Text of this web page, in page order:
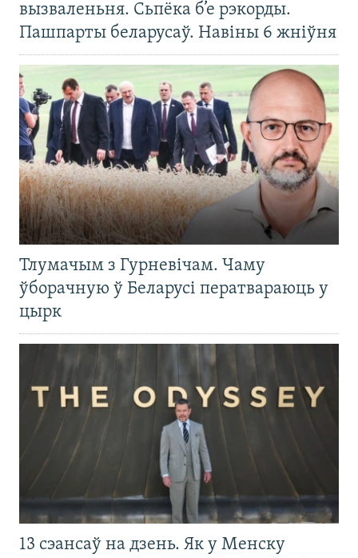
вызваленьня. Сьпёка б’е рэкорды.
Пашпарты беларусаў. Навіны 6 жніўня
Тлумачым з Гурневічам. Чаму
ўборачную ў Беларусі ператвараюць у
цырк
13 сэансаў на дзень. Як у Менску